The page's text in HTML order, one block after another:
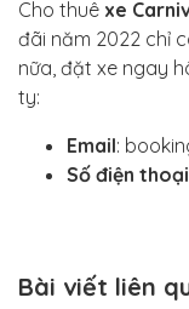
Cho thuê xe
đãi năm 2022 chỉ
nữa, đặt xe ngay
ty:
Email:
Số điện
Bài viết liên